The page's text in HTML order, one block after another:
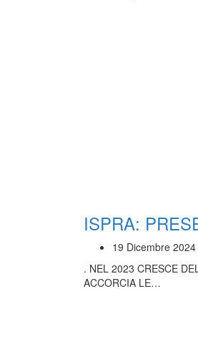
ISPRA:
19 Dicembre 2024
. NEL 2023 CRESCE
ACCORCIA LE…